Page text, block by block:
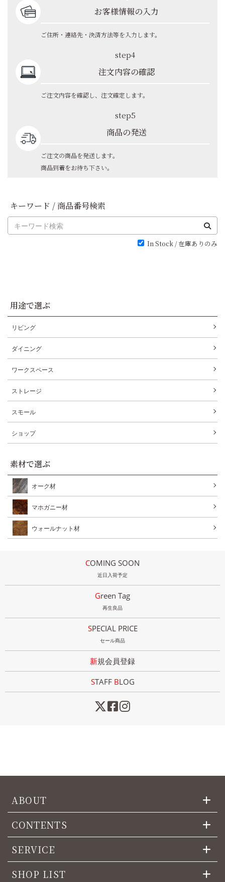
お客様情報の入力
ご住所・連絡先・決済方法等を入力します。
step4
注文内容の確認
ご注文内容を確認し、注文確定します。
step5
商品の発送
ご注文の商品を発送します。
商品到着をお待ち下さい。
キーワード / 商品番号検索
In Stock / 在庫ありのみ
用途で選ぶ
リビング
ダイニング
ワークスペース
ストレージ
スモール
ショップ
素材で選ぶ
オーク材
マホガニー材
ウォールナット材
COMING SOON
近日入荷予定
Green Tag
再生良品
SPECIAL PRICE
セール商品
新規会員登録
STAFF BLOG
ABOUT
CONTENTS
SERVICE
SHOP LIST